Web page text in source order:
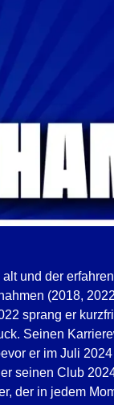
und der
(2018,
sprang er
Seinen
er im Juli
seinen Club
der in jedem